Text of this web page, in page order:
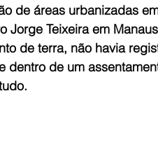
de áreas urbanizadas
Jorge Teixeira em
de terra, não havia
dentro de um